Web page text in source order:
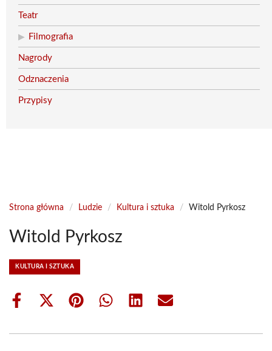
Teatr
Filmografia
Nagrody
Odznaczenia
Przypisy
Strona główna / Ludzie / Kultura i sztuka / Witold Pyrkosz
Witold Pyrkosz
KULTURA I SZTUKA
Share
Share
(Twitter)
Share Share Share Share